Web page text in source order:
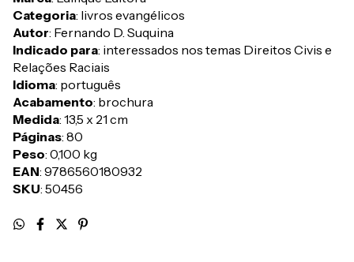
Categoria: livros evangélicos
Autor: Fernando D. Suquina
Indicado para: interessados nos temas Direitos Civis e
Relações Raciais
Idioma: português
Acabamento: brochura
Medida: 13,5 x 21 cm
Páginas: 80
Peso: 0,100 kg
EAN: 9786560180932
SKU: 50456